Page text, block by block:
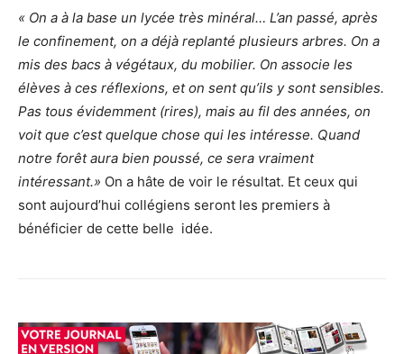
« On a à la base un lycée très minéral… L’an passé, après
le confinement, on a déjà replanté plusieurs arbres. On a
mis des bacs à végétaux, du mobilier. On associe les
élèves à ces réflexions, et on sent qu’ils y sont sensibles.
Pas tous évidemment (rires), mais au fil des années, on
voit que c’est quelque chose qui les intéresse. Quand
notre forêt aura bien poussé, ce sera vraiment
intéressant.» On a hâte de voir le résultat. Et ceux qui
sont aujourd’hui collégiens seront les premiers à
bénéficier de cette belle idée.